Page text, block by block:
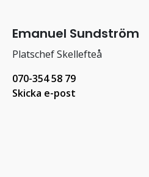
Emanuel Sundström
Platschef Skellefteå
070-354 58 79
Skicka e-post